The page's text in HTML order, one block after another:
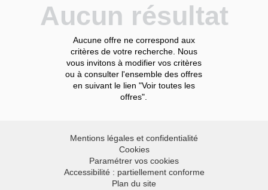
Aucun résultat
Aucune offre ne correspond aux
critères de votre recherche. Nous
vous invitons à modifier vos critères
ou à consulter l'ensemble des offres
en suivant le lien "Voir toutes les
offres".
Mentions légales et confidentialité
Cookies
Paramétrer vos cookies
Accessibilité : partiellement conforme
Plan du site